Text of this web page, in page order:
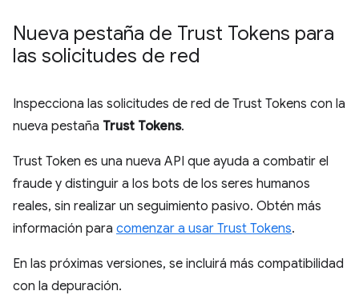
Nueva pestaña de Trust Tokens para
las solicitudes de red
Inspecciona las solicitudes de red de Trust Tokens con la
nueva pestaña Trust Tokens.
Trust Token es una nueva API que ayuda a combatir el
fraude y distinguir a los bots de los seres humanos
reales, sin realizar un seguimiento pasivo. Obtén más
información para comenzar a usar Trust Tokens.
En las próximas versiones, se incluirá más compatibilidad
con la depuración.